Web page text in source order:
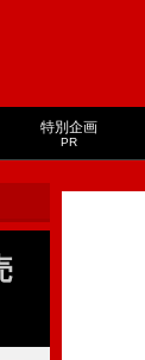
特別企画
PR